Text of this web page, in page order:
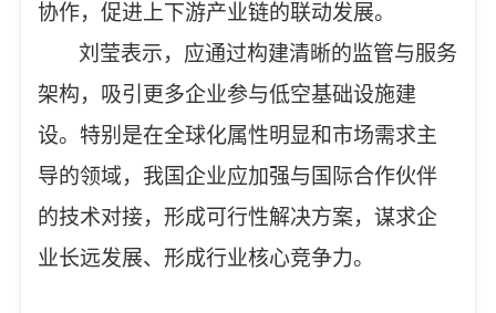
协作，促进上下游产业链的联动发展。
刘莹表示，应通过构建清晰的监管与服务
架构，吸引更多企业参与低空基础设施建
设。特别是在全球化属性明显和市场需求主
导的领域，我国企业应加强与国际合作伙伴
的技术对接，形成可行性解决方案，谋求企
业长远发展、形成行业核心竞争力。